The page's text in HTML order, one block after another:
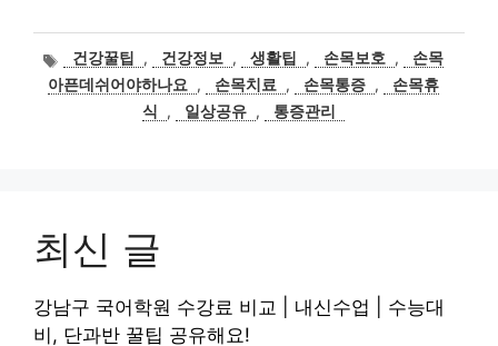
태
그
건강꿀팁 , 건강정보 , 생활팁 , 손목보호 ,
손목
아픈데쉬어야하나요
, 손목치료 , 손목통증 ,
손목휴
식
, 일상공유 , 통증관리
최신 글
강남구 국어학원 수강료 비교 | 내신수업 | 수능대
비, 단과반 꿀팁 공유해요!